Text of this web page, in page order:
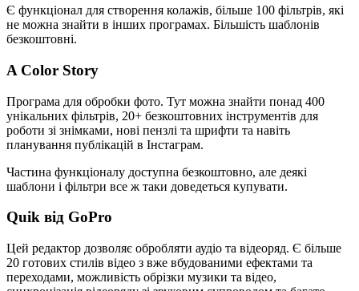
Є функціонал для створення колажів, більше 100 фільтрів, які
не можна знайти в інших програмах. Більшість шаблонів
безкоштовні.
A Color Story
Програма для обробки фото. Тут можна знайти понад 400
унікальних фільтрів, 20+ безкоштовних інструментів для
роботи зі знімками, нові пензлі та шрифти та навіть
планування публікацій в Інстаграм.
Частина функціоналу доступна безкоштовно, але деякі
шаблони і фільтри все ж таки доведеться купувати.
Quik від GoPro
Цей редактор дозволяє обробляти аудіо та відеоряд. Є більше
20 готових стилів відео з вже вбудованими ефектами та
переходами, можливість обрізки музики та відео,